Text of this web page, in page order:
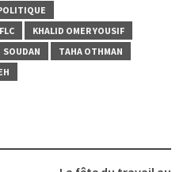
FLC
KHALID OMER YOUSIF
SOUDAN
TAHA OTHMAN